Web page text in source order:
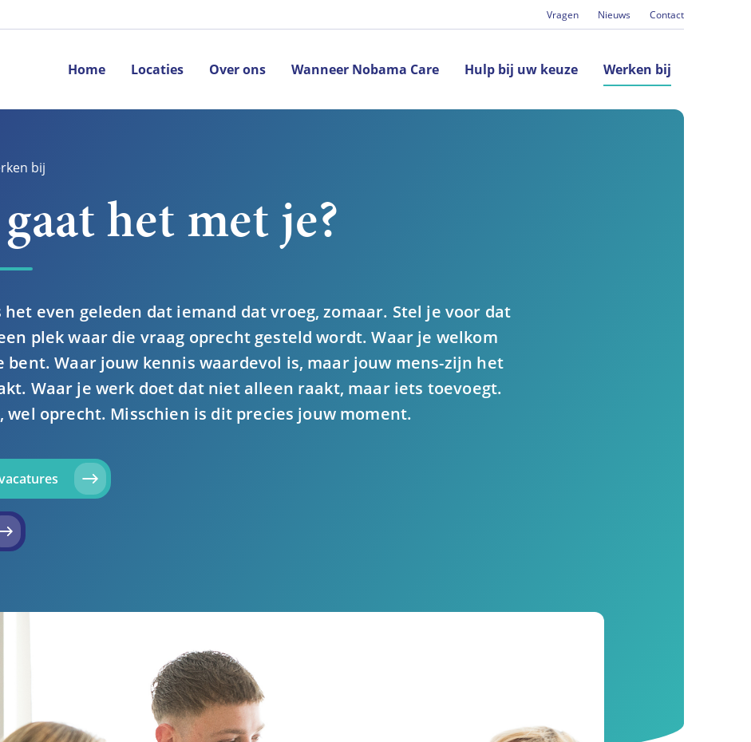
Vragen Nieuws Contact
Home Locaties Over ons Wanneer Nobama Care Hulp bij uw keuze Werken bij
bij
het met je?
het even geleden dat iemand dat vroeg, zomaar. Stel je voor dat
plek waar die vraag oprecht gesteld wordt. Waar je welkom
bent. Waar jouw kennis waardevol is, maar jouw mens-zijn het
Waar je werk doet dat niet alleen raakt, maar iets toevoegt.
wel oprecht. Misschien is dit precies jouw moment.